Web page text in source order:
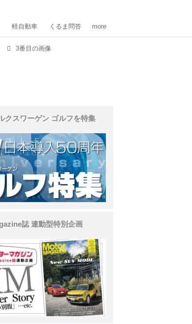
軽自動車 くるま問答 more
3番目の画像
クスワーゲン ゴルフを特集
誌 連動型特別企画